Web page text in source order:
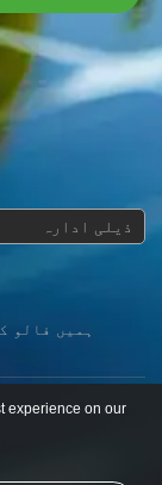
ذیلی ادارہ
ہمیں فالو
experience on our